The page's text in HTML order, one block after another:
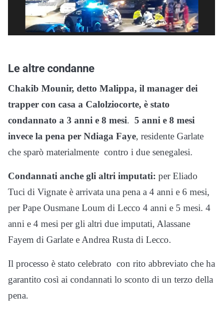
Le altre condanne
Chakib Mounir, detto Malippa, il manager dei
trapper con casa a Calolziocorte, è stato
condannato a 3 anni e 8 mesi. 5 anni e 8 mesi
invece la pena per Ndiaga Faye, residente Garlate
che sparò materialmente contro i due senegalesi.
Condannati anche gli altri imputati: per Eliado
Tuci di Vignate è arrivata una pena a 4 anni e 6 mesi,
per Pape Ousmane Loum di Lecco 4 anni e 5 mesi. 4
anni e 4 mesi per gli altri due imputati, Alassane
Fayem di Garlate e Andrea Rusta di Lecco.
Il processo è stato celebrato con rito abbreviato che ha
garantito così ai condannati lo sconto di un terzo della
pena.